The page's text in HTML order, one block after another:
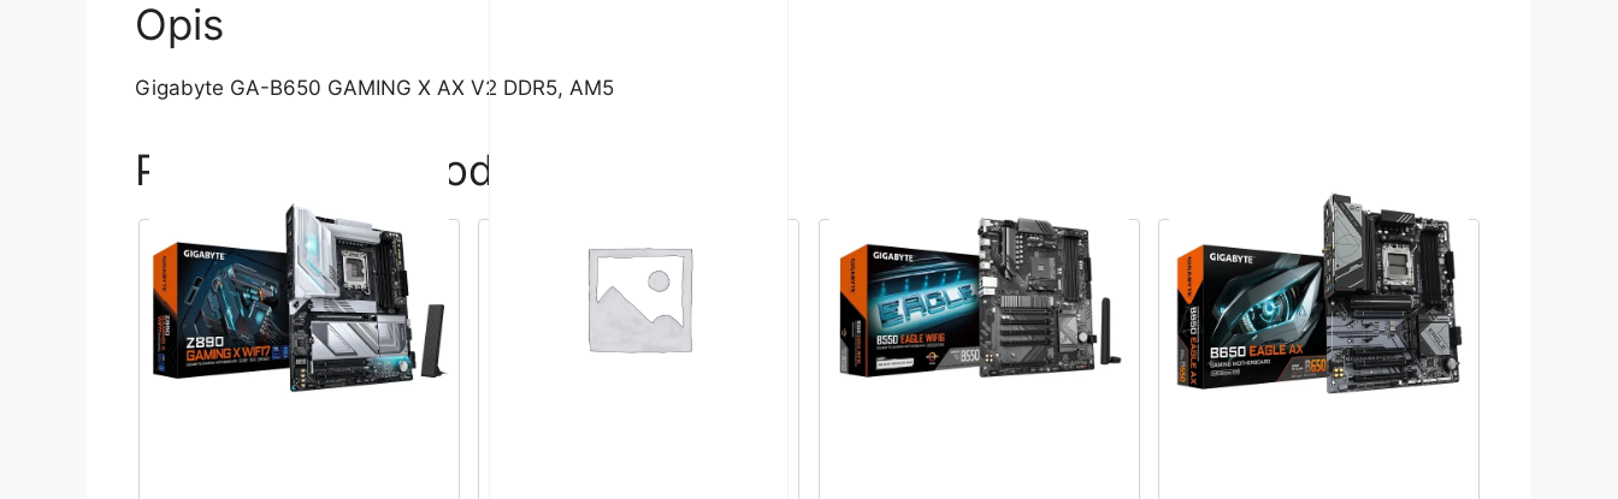
Opis
Gigabyte GA-B650 GAMING X AX V2 DDR5, AM5
Povezani proizvodi